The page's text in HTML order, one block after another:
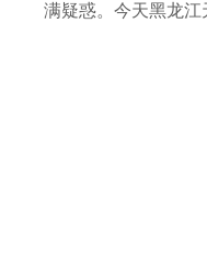
满疑惑。今天黑龙